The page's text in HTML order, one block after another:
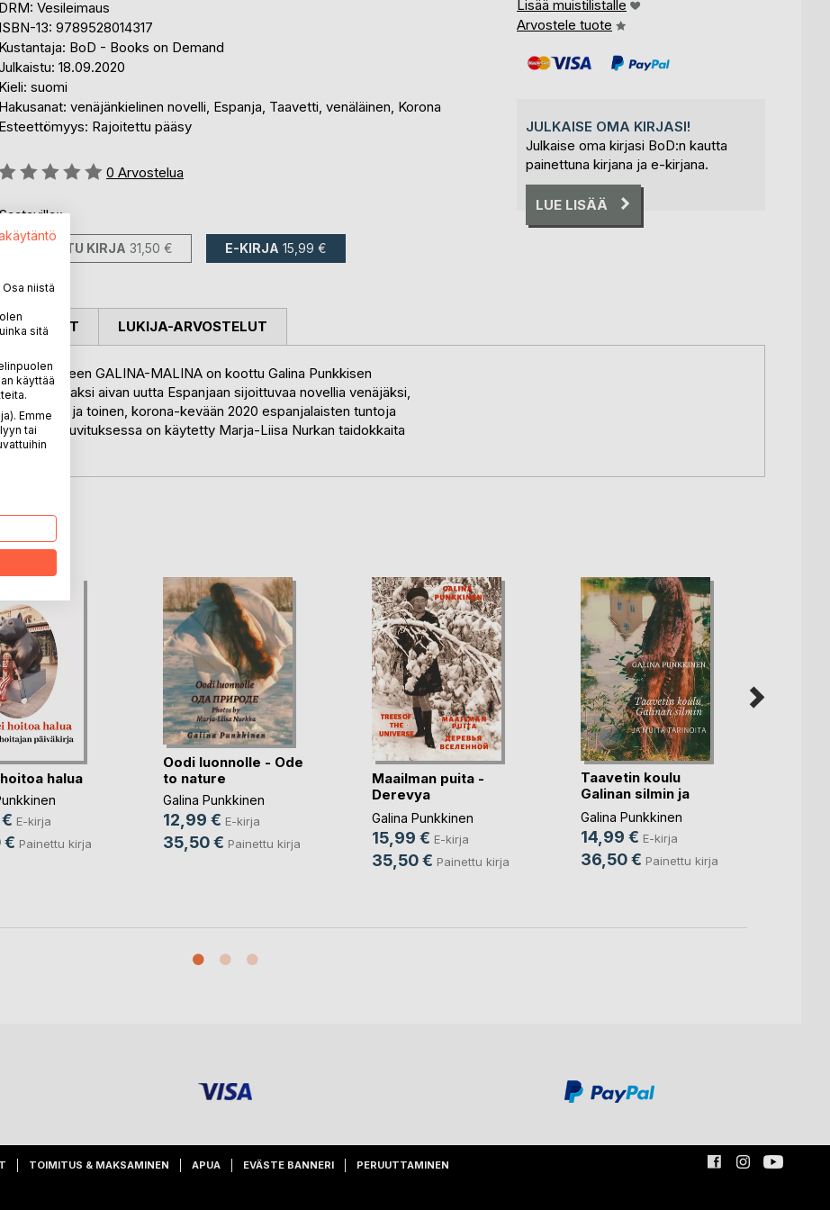
DRM: Vesileimaus
ISBN-13: 9789528014317
Kustantaja: BoD - Books on Demand
18.09.2020
Kieli: suomi
Hakusanat: venäjänkielinen novelli, Espanja, Taavetti, venäläinen, Korona
Esteettömyys: Rajoitettu pääsy
0 Arvostelua
PAINETTU KIRJA 31,50 € E-KIRJA 15,99 €
Lisää muistilistalle
Arvostele tuote
JULKAISE OMA KIRJASI!
Julkaise oma kirjasi BoD:n kautta
painettuna kirjana ja e-kirjana.
LUE LISÄÄ
teokseen GALINA-MALINA on koottu Galina Punkkisen
sekä kaksi aivan uutta Espanjaan sijoittuvaa novellia venäjäksi,
ja toinen, korona-kevään 2020 espanjalaisten tuntoja
Kirjan kuvituksessa on käytetty Marja-Liisa Nurkan taidokkaita
LUKIJA-ARVOSTELUT
halua
E-kirja
€ Painettu kirja
Oodi luonnolle - Ode
to nature
Galina Punkkinen
12,99 € E-kirja
35,50 € Painettu kirja
Maailman puita -
Derevya
vselenno(...)
Galina Punkkinen
15,99 € E-kirja
35,50 € Painettu kirja
Taavetin koulu
Galinan silmin ja
m(...)
Galina Punkkinen
14,99 € E-kirja
36,50 € Painettu kirja
TOIMITUS & MAKSAMINEN APUA EVÄSTE BANNERI PERUUTTAMINEN
niistä
sitä
käyttää
Emme
tai